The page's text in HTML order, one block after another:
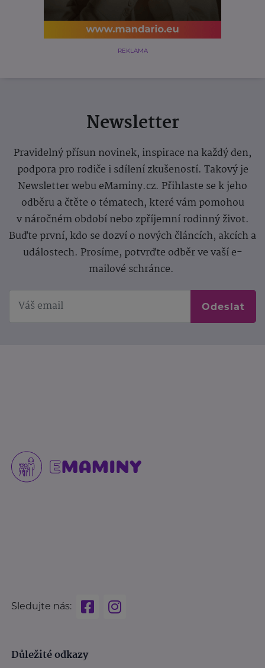
REKLAMA
Newsletter
Pravidelný přísun novinek, inspirace na každý den,
podpora pro rodiče i sdílení zkušeností. Takový je
Newsletter webu eMaminy.cz. Přihlaste se k jeho
odběru a čtěte o tématech, které vám pomohou
v náročném období nebo zpříjemní rodinný život.
Buďte první, kdo se dozví o nových článcích, akcích a
událostech. Prosíme, potvrďte odběr ve vaší e-
mailové schránce.
Odeslat
Sledujte nás:
Důležité odkazy